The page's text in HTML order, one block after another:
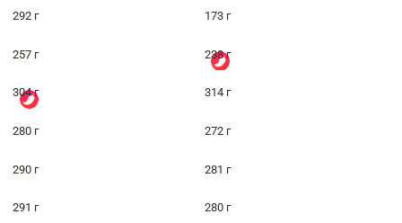
292 г 173 г
257 г 238 г
304 г 314 г
280 г 272 г
290 г 281 г
291 г 280 г